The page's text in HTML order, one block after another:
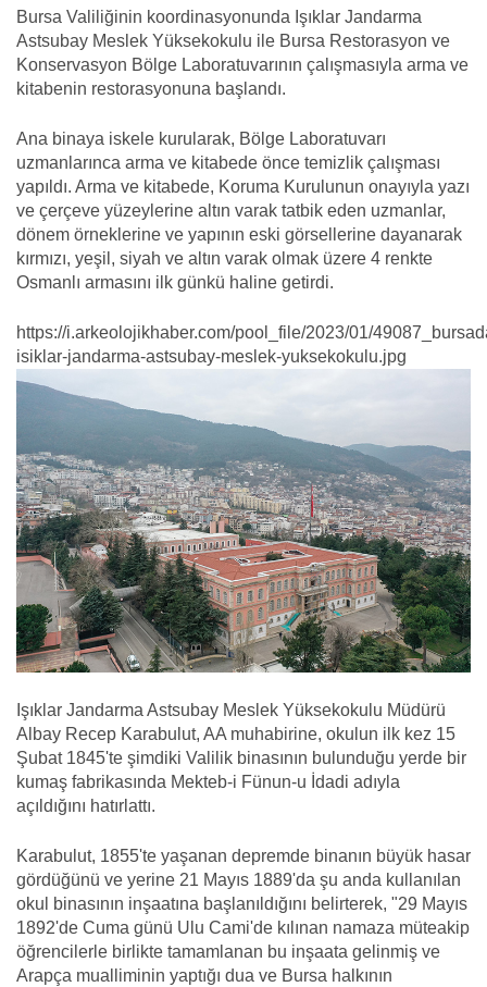
Bursa Valiliğinin koordinasyonunda Işıklar Jandarma
Astsubay Meslek Yüksekokulu ile Bursa Restorasyon ve
Konservasyon Bölge Laboratuvarının çalışmasıyla arma ve
kitabenin restorasyonuna başlandı.
Ana binaya iskele kurularak, Bölge Laboratuvarı
uzmanlarınca arma ve kitabede önce temizlik çalışması
yapıldı. Arma ve kitabede, Koruma Kurulunun onayıyla yazı
ve çerçeve yüzeylerine altın varak tatbik eden uzmanlar,
dönem örneklerine ve yapının eski görsellerine dayanarak
kırmızı, yeşil, siyah ve altın varak olmak üzere 4 renkte
Osmanlı armasını ilk günkü haline getirdi.
https://i.arkeolojikhaber.com/pool_file/2023/01/
isiklar-jandarma-astsubay-meslek-yuksekokulu.jpg
Işıklar Jandarma Astsubay Meslek Yüksekokulu Müdürü
Albay Recep Karabulut, AA muhabirine, okulun ilk kez 15
Şubat 1845'te şimdiki Valilik binasının bulunduğu yerde bir
kumaş fabrikasında Mekteb-i Fünun-u İdadi adıyla
açıldığını hatırlattı.
Karabulut, 1855'te yaşanan depremde binanın büyük hasar
gördüğünü ve yerine 21 Mayıs 1889'da şu anda kullanılan
okul binasının inşaatına başlanıldığını belirterek, "29 Mayıs
1892'de Cuma günü Ulu Cami'de kılınan namaza müteakip
öğrencilerle birlikte tamamlanan bu inşaata gelinmiş ve
Arapça mualliminin yaptığı dua ve Bursa halkının